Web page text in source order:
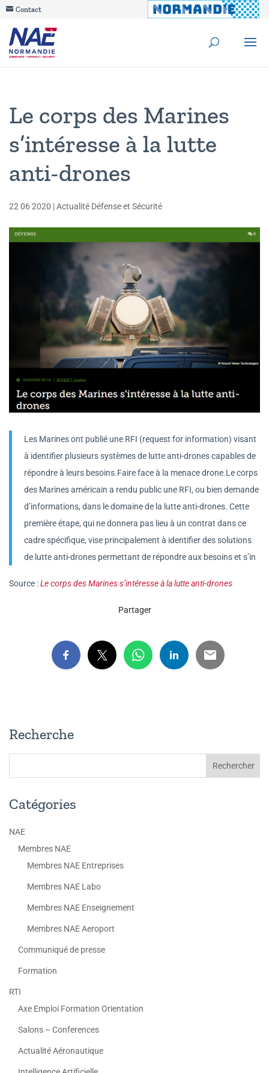
Contact
Le corps des Marines
s’intéresse à la lutte
anti-drones
22 06 2020 |Actualité Défense et Sécurité
Les Marines ont publié une RFI (request for information) visant
à identifier plusieurs systèmes de lutte anti-drones capables de
répondre à leurs besoins.Faire face à la menace drone.Le corps
des Marines américain a rendu public une RFI, ou bien demande
d’informations, dans le domaine de la lutte anti-drones. Cette
première étape, qui ne donnera pas lieu à un contrat dans ce
cadre spécifique, vise principalement à identifier des solutions
de lutte anti-drones permettant de répondre aux besoins et s’in
Source :Le corps des Marines s’intéresse à la lutte anti-drones
Partager
Recherche
Catégories
NAE
Membres NAE
Membres NAE Entreprises
Membres NAE Labo
Membres NAE Enseignement
Membres NAE Aeroport
Communiqué de presse
Formation
RTI
Axe Emploi Formation Orientation
Salons – Conferences
Actualité Aéronautique